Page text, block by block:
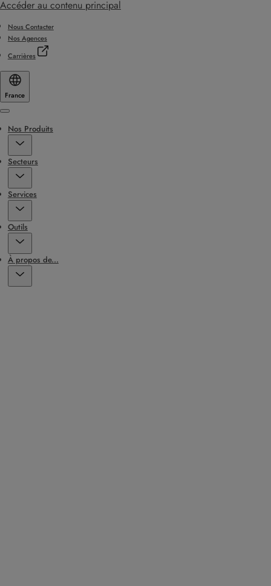
Accéder au contenu principal
Nous Contacter
Nos Agences
Carrières
France
Menu
Nos Produits
Secteurs
Services
Outils
À propos de...